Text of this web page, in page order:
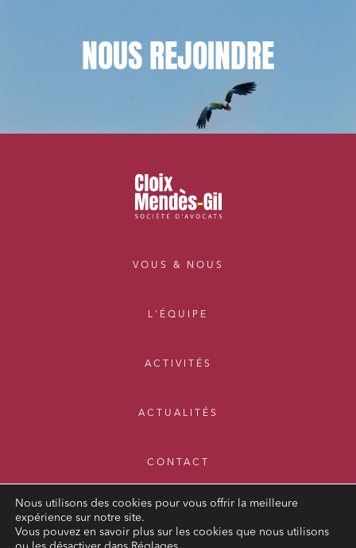
NOUSREJOINDRE
VOUS & NOUS
L'ÉQUIPE
ACTIVITÉS
ACTUALITÉS
CONTACT
Nous utilisons des cookies pour vous offrir la meilleure
expérience sur notre site.
Vous pouvez en savoir plus sur les cookies que nous utilisons